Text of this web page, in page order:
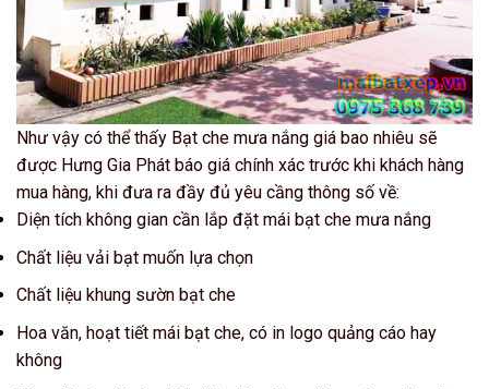
Như vậy có thể thấy Bạt che mưa nắng giá bao nhiêu sẽ
được Hưng Gia Phát báo giá chính xác trước khi khách hàng
mua hàng, khi đưa ra đầy đủ yêu cầng thông số về:
Diện tích không gian cần lắp đặt mái bạt che mưa nắng
Chất liệu vải bạt muốn lựa chọn
Chất liệu khung sườn bạt che
Hoa văn, hoạt tiết mái bạt che, có in logo quảng cáo hay
không